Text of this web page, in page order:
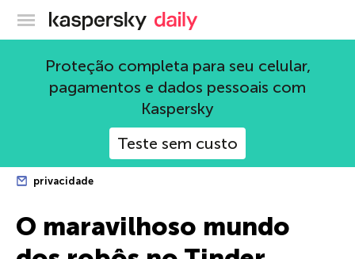
Blog oficial da Kaspersky
Proteção completa para seu celular,
pagamentos e dados pessoais com
Kaspersky
Teste sem custo
privacidade
O maravilhoso mundo